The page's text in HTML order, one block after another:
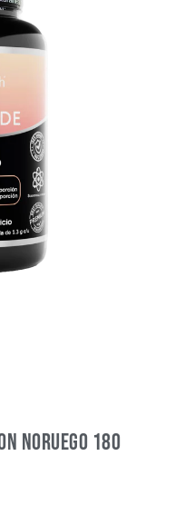
Noruego 180